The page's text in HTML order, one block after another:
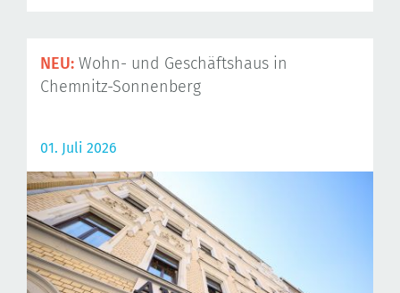
NEU: Wohn- und Geschäftshaus in
Chemnitz-Sonnenberg
01. Juli 2026